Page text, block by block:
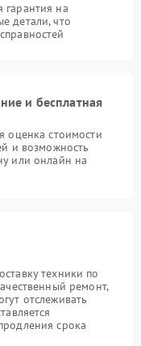
гарантия на
детали, что
и бесплатная
оценка стоимости
и возможность
или онлайн на
техники по
ремонт,
отслеживать
срока